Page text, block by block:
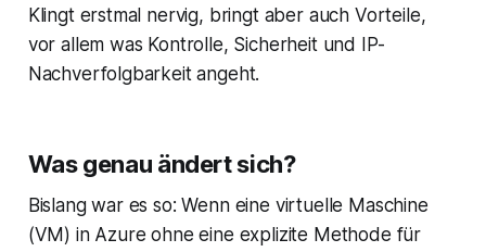
Klingt erstmal nervig, bringt aber auch Vorteile,
vor allem was Kontrolle, Sicherheit und IP-
Nachverfolgbarkeit angeht.
Was genau ändert sich?
Bislang war es so: Wenn eine virtuelle Maschine
(VM) in Azure ohne eine explizite Methode für